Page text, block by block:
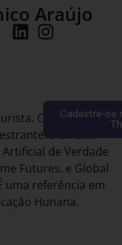
Araújo
Chico é
É Diretor
de Verdade
Futures. e Global
uma referência em
Hunana.
Cadastre-se